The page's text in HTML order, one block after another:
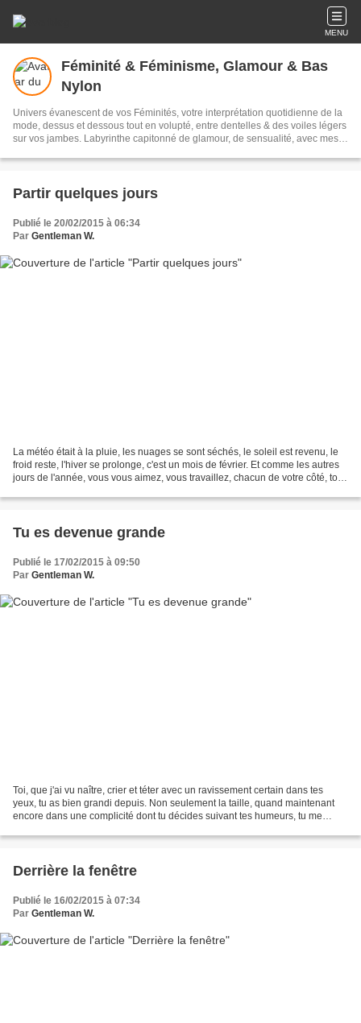
MENU
Féminité & Féminisme, Glamour & Bas
Nylon
Univers évanescent de vos Féminités, votre interprétation quotidienne de la
mode, dessus et dessous tout en volupté, entre dentelles & des voiles légers
sur vos jambes. Labyrinthe capitonné de glamour, de sensualité, avec mes
chaque jour, avec des billets d'humeur chic, des livres libres, des portraits &
Partir quelques jours
Publié le 20/02/2015 à 06:34
Par Gentleman W.
La météo était à la pluie, les nuages se sont séchés, le soleil est revenu, le
froid reste, l'hiver se prolonge, c'est un mois de février. Et comme les autres
jours de l'année, vous vous aimez, vous travaillez, chacun de votre côté, tout
Tu es devenue grande
Publié le 17/02/2015 à 09:50
Par Gentleman W.
Toi, que j'ai vu naître, crier et téter avec un ravissement certain dans tes
yeux, tu as bien grandi depuis. Non seulement la taille, quand maintenant
encore dans une complicité dont tu décides suivant tes humeurs, tu me
Derrière la fenêtre
Publié le 16/02/2015 à 07:34
Par Gentleman W.